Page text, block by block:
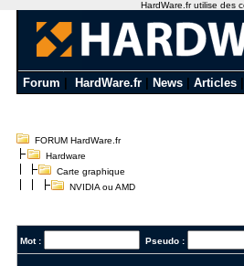
Forum HardWare.fr News Articles
FORUM HardWare.fr
Hardware
Carte graphique
NVIDIA ou AMD
Mot : Pseudo :
HardWare.fr utilise des